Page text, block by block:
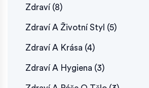
Zdraví (8)
Zdraví A Životní Styl (5)
Zdraví A Krása (4)
Zdraví A Hygiena (3)